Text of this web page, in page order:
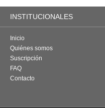
INSTITUCIONALES
Inicio
Quiénes somos
Suscripción
FAQ
Contacto